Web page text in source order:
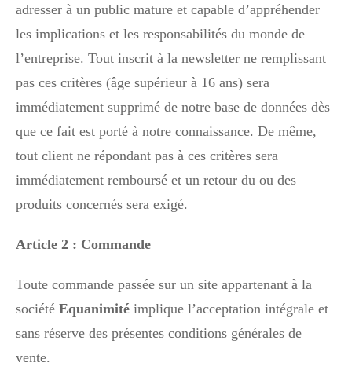
adresser à un public mature et capable d’appréhender
les implications et les responsabilités du monde de
l’entreprise. Tout inscrit à la newsletter ne remplissant
pas ces critères (âge supérieur à 16 ans) sera
immédiatement supprimé de notre base de données dès
que ce fait est porté à notre connaissance. De même,
tout client ne répondant pas à ces critères sera
immédiatement remboursé et un retour du ou des
produits concernés sera exigé.
Article 2 : Commande
Toute commande passée sur un site appartenant à la
société Equanimité implique l’acceptation intégrale et
sans réserve des présentes conditions générales de
vente.